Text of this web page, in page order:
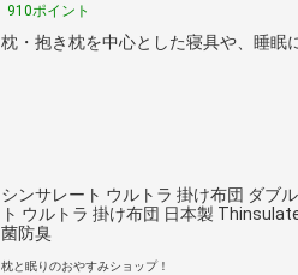
910ポイント
枕・抱き枕を中心とした寝具や、睡眠
シンサレート ウルトラ 掛け布団 ダブ
ト ウルトラ 掛け布団 日本製
菌防臭
枕と眠りのおやすみショップ！